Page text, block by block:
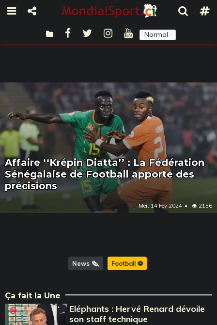
Normal
Affaire ‘‘Krépin Diatta’’ : La Fédération
Sénégalaise de Football apporte des
précisions
Mer, 14 Fev 2024 2156
News 🗞️ Football ⚽️
Ça fait la Une
Eléphants : Hervé Renard dévoile
son staff technique